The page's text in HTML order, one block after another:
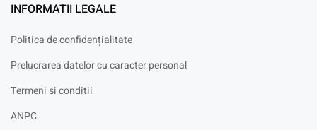
INFORMATII LEGALE
Politica de confidențialitate
Prelucrarea datelor cu caracter personal
Termeni si conditii
ANPC